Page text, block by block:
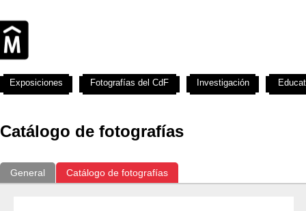
Catálogo de fotografías
General Catálogo de fotografías
Exposiciones Fotografías del CdF Investigación